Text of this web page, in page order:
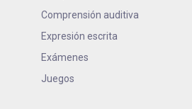
Comprensión auditiva
Expresión escrita
Exámenes
Juegos